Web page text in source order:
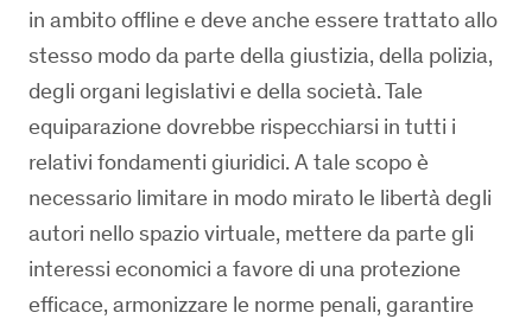
in ambito offline e deve anche essere trattato allo
stesso modo da parte della giustizia, della polizia,
degli organi legislativi e della società. Tale
equiparazione dovrebbe rispecchiarsi in tutti i
relativi fondamenti giuridici. A tale scopo è
necessario limitare in modo mirato le libertà degli
autori nello spazio virtuale, mettere da parte gli
interessi economici a favore di una protezione
efficace, armonizzare le norme penali, garantire